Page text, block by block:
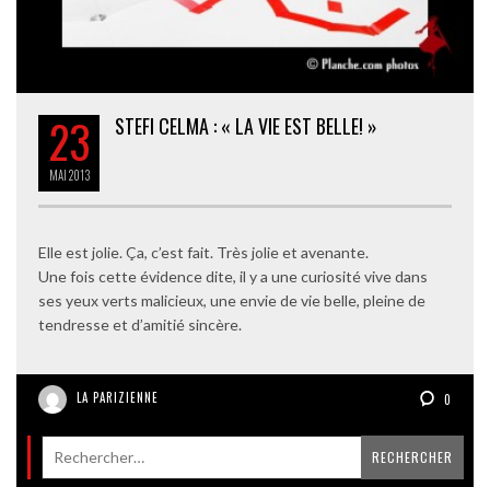
23
MAI2013
STEFI CELMA : « LA VIE EST BELLE! »
Elle est jolie. Ça, c’est fait. Très jolie et avenante.
Une fois cette évidence dite, il y a une curiosité vive dans
ses yeux verts malicieux, une envie de vie belle, pleine de
tendresse et d’amitié sincère.
LA PARIZIENNE 0